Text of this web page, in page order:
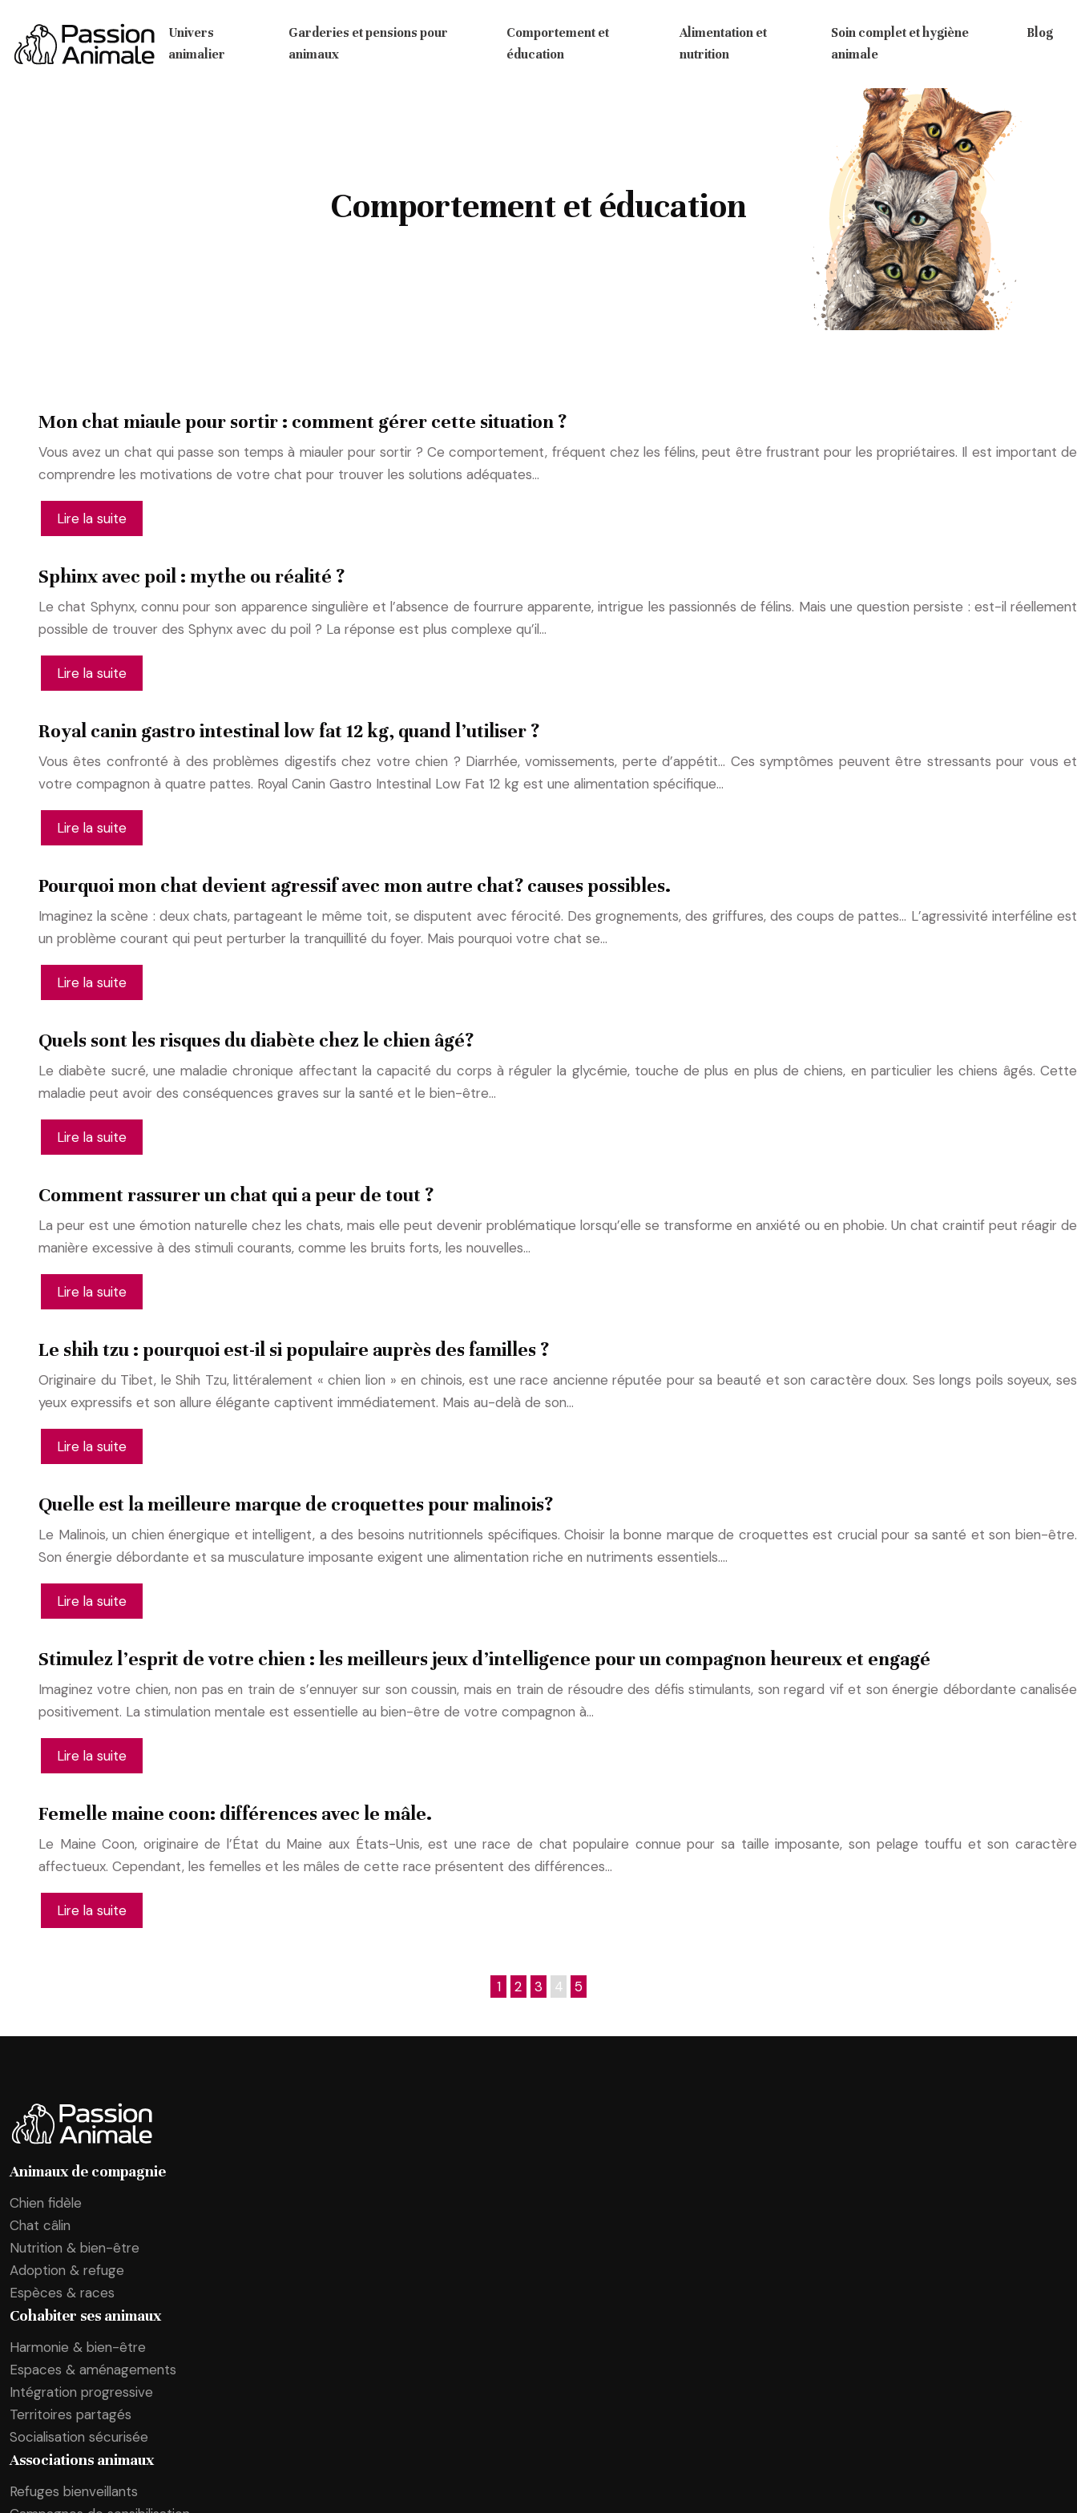
Univers
animalier
Garderies et pensions pour
animaux
Comportement et
éducation
Alimentation et
nutrition
Soin complet et hygiène
animale
Blog
Comportement et éducation
Mon chat miaule pour sortir : comment gérer cette situation ?
Vous avez un chat qui passe son temps à miauler pour sortir ? Ce comportement, fréquent chez les félins, peut être frustrant pour les propriétaires. Il est important de
comprendre les motivations de votre chat pour trouver les solutions adéquates…
Lire la suite
Sphinx avec poil : mythe ou réalité ?
Le chat Sphynx, connu pour son apparence singulière et l’absence de fourrure apparente, intrigue les passionnés de félins. Mais une question persiste : est-il réellement
possible de trouver des Sphynx avec du poil ? La réponse est plus complexe qu’il…
Lire la suite
Royal canin gastro intestinal low fat 12 kg, quand l’utiliser ?
Vous êtes confronté à des problèmes digestifs chez votre chien ? Diarrhée, vomissements, perte d’appétit… Ces symptômes peuvent être stressants pour vous et
votre compagnon à quatre pattes. Royal Canin Gastro Intestinal Low Fat 12 kg est une alimentation spécifique…
Lire la suite
Pourquoi mon chat devient agressif avec mon autre chat? causes possibles.
Imaginez la scène : deux chats, partageant le même toit, se disputent avec férocité. Des grognements, des griffures, des coups de pattes… L’agressivité interféline est
un problème courant qui peut perturber la tranquillité du foyer. Mais pourquoi votre chat se…
Lire la suite
Quels sont les risques du diabète chez le chien âgé?
Le diabète sucré, une maladie chronique affectant la capacité du corps à réguler la glycémie, touche de plus en plus de chiens, en particulier les chiens âgés. Cette
maladie peut avoir des conséquences graves sur la santé et le bien-être…
Lire la suite
Comment rassurer un chat qui a peur de tout ?
La peur est une émotion naturelle chez les chats, mais elle peut devenir problématique lorsqu’elle se transforme en anxiété ou en phobie. Un chat craintif peut réagir de
manière excessive à des stimuli courants, comme les bruits forts, les nouvelles…
Lire la suite
Le shih tzu : pourquoi est-il si populaire auprès des familles ?
Originaire du Tibet, le Shih Tzu, littéralement « chien lion » en chinois, est une race ancienne réputée pour sa beauté et son caractère doux. Ses longs poils soyeux, ses
yeux expressifs et son allure élégante captivent immédiatement. Mais au-delà de son…
Lire la suite
Quelle est la meilleure marque de croquettes pour malinois?
Le Malinois, un chien énergique et intelligent, a des besoins nutritionnels spécifiques. Choisir la bonne marque de croquettes est crucial pour sa santé et son bien-être.
Son énergie débordante et sa musculature imposante exigent une alimentation riche en nutriments essentiels….
Lire la suite
Stimulez l’esprit de votre chien : les meilleurs jeux d’intelligence pour un compagnon heureux et engagé
Imaginez votre chien, non pas en train de s’ennuyer sur son coussin, mais en train de résoudre des défis stimulants, son regard vif et son énergie débordante canalisée
positivement. La stimulation mentale est essentielle au bien-être de votre compagnon à…
Lire la suite
Femelle maine coon: différences avec le mâle.
Le Maine Coon, originaire de l’État du Maine aux États-Unis, est une race de chat populaire connue pour sa taille imposante, son pelage touffu et son caractère
affectueux. Cependant, les femelles et les mâles de cette race présentent des différences…
Lire la suite
1 2 3 4 5
Animaux de compagnie
Chien fidèle
Chat câlin
Nutrition & bien-être
Adoption & refuge
Espèces & races
Cohabiter ses animaux
Harmonie & bien-être
Espaces & aménagements
Intégration progressive
Territoires partagés
Socialisation sécurisée
Associations animaux
Refuges bienveillants